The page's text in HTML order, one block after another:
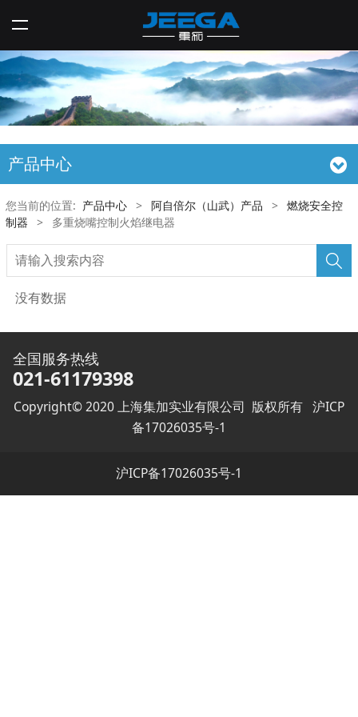
产品中心
您当前的位置: 产品中心 > 阿自倍尔（山武）产品 > 燃烧安全控
制器
> 多重烧嘴控制火焰继电器
没有数据
全国服务热线
021-61179398
Copyright© 2020 上海集加实业有限公司 版权所有 沪ICP
备17026035号-1
沪ICP备17026035号-1